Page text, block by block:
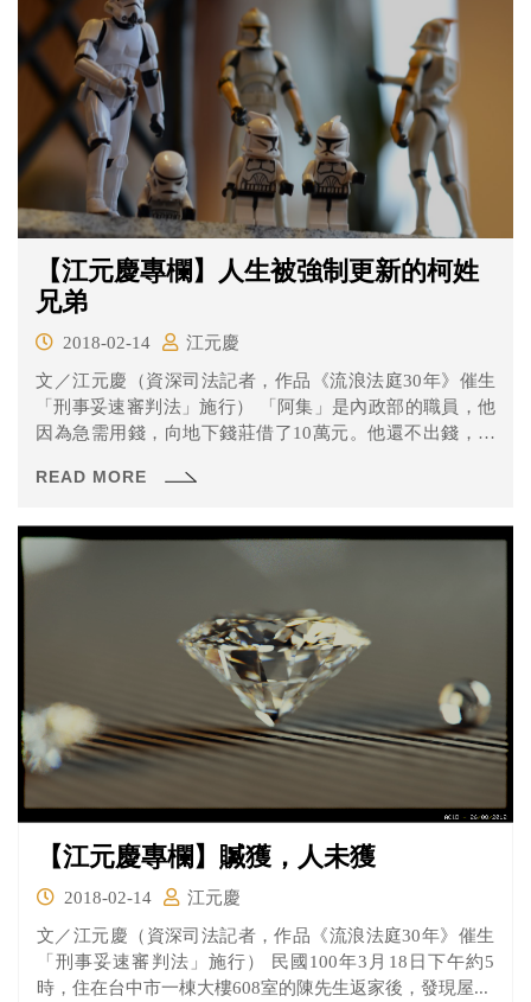
【江元慶專欄】人生被強制更新的柯姓
兄弟
2018-02-14
江元慶
文／江元慶（資深司法記者，作品《流浪法庭30年》催生
「刑事妥速審判法」施行） 「阿集」是內政部的職員，他
因為急需用錢，向地下錢莊借了10萬元。他還不出錢，兩
READ MORE
【江元慶專欄】贓獲，人未獲
2018-02-14
江元慶
文／江元慶（資深司法記者，作品《流浪法庭30年》催生
「刑事妥速審判法」施行） 民國100年3月18日下午約5
時，住在台中市一棟大樓608室的陳先生返家後，發現屋...